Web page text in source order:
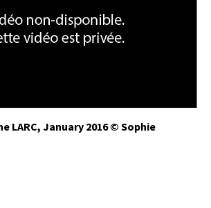
LARC, January 2016 © Sophie